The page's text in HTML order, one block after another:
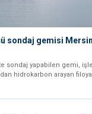
sondaj gemisi
sondaj yapabilen gemi,
hidrokarbon arayan